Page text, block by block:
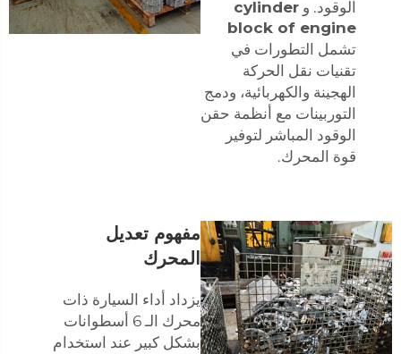
الوقود. و cylinder
block of engine
تشمل التطورات في
تقنيات نقل الحركة
الهجينة والكهربائية، ودمج
التوربينات مع أنظمة حقن
الوقود المباشر لتوفير
قوة المحرك.
مفهوم تعديل
المحرك
يزداد أداء السيارة ذات
محرك الـ 6 أسطوانات
بشكل كبير عند استخدام